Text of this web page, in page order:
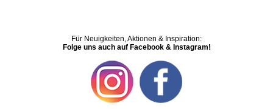
Für Neuigkeiten, Aktionen & Inspiration:
Folge uns auch auf Facebook & Instagram!